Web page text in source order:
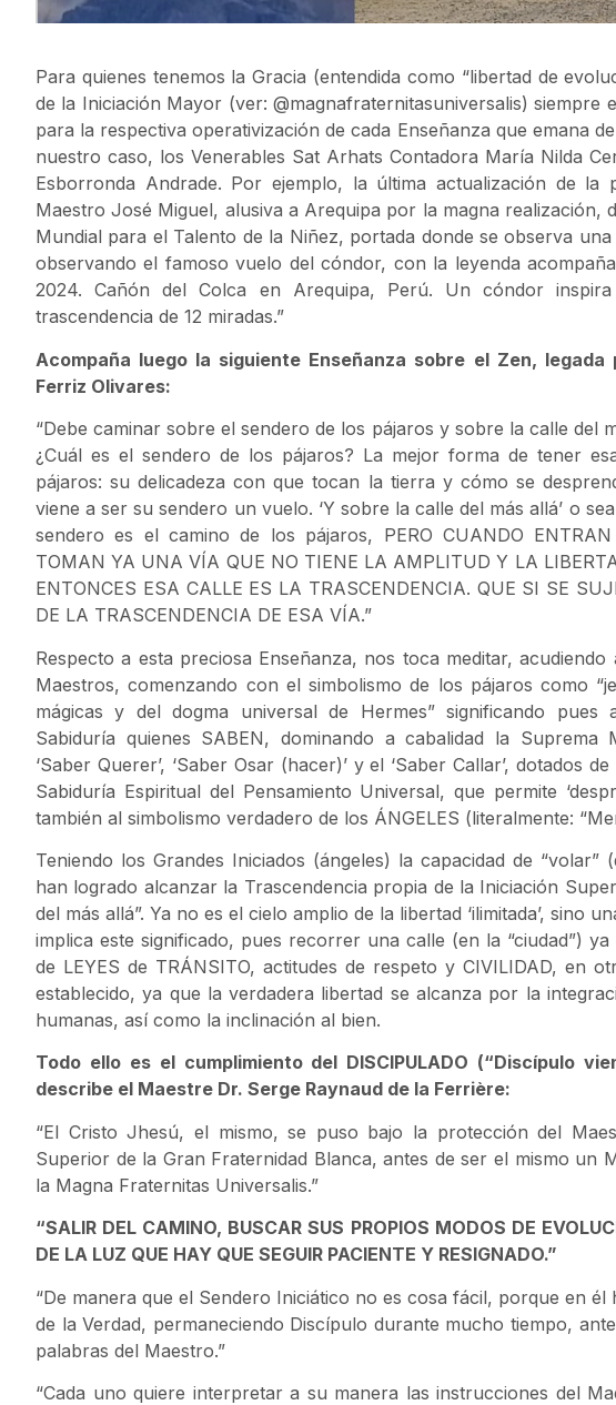
Para quienes tenemos la Gracia (entendida como “libertad de
de la Iniciación Mayor (ver: @magnafraternitasuniversalis) siempre
para la respectiva operativización de cada Enseñanza que emana
nuestro caso, los Venerables Sat Arhats Contadora María Nilda
Esborronda Andrade. Por ejemplo, la última actualización de la
Maestro José Miguel, alusiva a Arequipa por la magna realización,
Mundial para el Talento de la Niñez, portada donde se observa
observando el famoso vuelo del cóndor, con la leyenda
2024. Cañón del Colca en Arequipa, Perú. Un cóndor
trascendencia de 12 miradas.”
Acompaña luego la siguiente Enseñanza sobre el Zen,
Ferriz Olivares:
“Debe caminar sobre el sendero de los pájaros y sobre la calle del
¿Cuál es el sendero de los pájaros? La mejor forma de tener
pájaros: su delicadeza con que tocan la tierra y cómo se
viene a ser su sendero un vuelo. ‘Y sobre la calle del más allá’ o
sendero es el camino de los pájaros, PERO CUANDO
TOMAN YA UNA VÍA QUE NO TIENE LA AMPLITUD Y LA
ENTONCES ESA CALLE ES LA TRASCENDENCIA. QUE SI SE
DE LA TRASCENDENCIA DE ESA VÍA.”
Respecto a esta preciosa Enseñanza, nos toca meditar,
Maestros, comenzando con el simbolismo de los pájaros como
mágicas y del dogma universal de Hermes” significando
Sabiduría quienes SABEN, dominando a cabalidad la Suprema
‘Saber Querer’, ‘Saber Osar (hacer)’ y el ‘Saber Callar’, dotados
Sabiduría Espiritual del Pensamiento Universal, que permite
también al simbolismo verdadero de los ÁNGELES (literalmente:
Teniendo los Grandes Iniciados (ángeles) la capacidad de “volar”
han logrado alcanzar la Trascendencia propia de la Iniciación
del más allá”. Ya no es el cielo amplio de la libertad ‘ilimitada’, sino
implica este significado, pues recorrer una calle (en la “ciudad”)
de LEYES de TRÁNSITO, actitudes de respeto y CIVILIDAD, en
establecido, ya que la verdadera libertad se alcanza por la
humanas, así como la inclinación al bien.
Todo ello es el cumplimiento del DISCIPULADO (“Discípulo
describe el Maestre Dr. Serge Raynaud de la Ferrière:
“El Cristo Jhesú, el mismo, se puso bajo la protección del
Superior de la Gran Fraternidad Blanca, antes de ser el mismo un
la Magna Fraternitas Universalis.”
“SALIR DEL CAMINO, BUSCAR SUS PROPIOS MODOS DE
DE LA LUZ QUE HAY QUE SEGUIR PACIENTE Y RESIGNADO.”
“De manera que el Sendero Iniciático no es cosa fácil, porque en
de la Verdad, permaneciendo Discípulo durante mucho tiempo,
palabras del Maestro.”
“Cada uno quiere interpretar a su manera las instrucciones del